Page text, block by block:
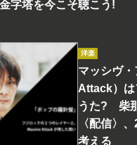
字塔を今こそ聴こう!
洋楽
マッシヴ
Attack）は
うた? 柴
〈配信〉
考える